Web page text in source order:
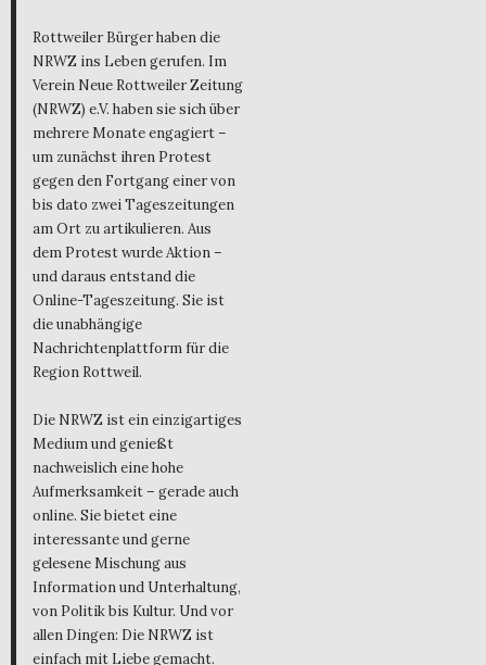
Rottweiler Bürger haben die
NRWZ ins Leben gerufen. Im
Verein Neue Rottweiler Zeitung
(NRWZ) e.V. haben sie sich über
mehrere Monate engagiert –
um zunächst ihren Protest
gegen den Fortgang einer von
bis dato zwei Tageszeitungen
am Ort zu artikulieren. Aus
dem Protest wurde Aktion –
und daraus entstand die
Online-Tageszeitung. Sie ist
die unabhängige
Nachrichtenplattform für die
Region Rottweil.
Die NRWZ ist ein einzigartiges
Medium und genießt
nachweislich eine hohe
Aufmerksamkeit – gerade auch
online. Sie bietet eine
interessante und gerne
gelesene Mischung aus
Information und Unterhaltung,
von Politik bis Kultur. Und vor
allen Dingen: Die NRWZ ist
einfach mit Liebe gemacht.